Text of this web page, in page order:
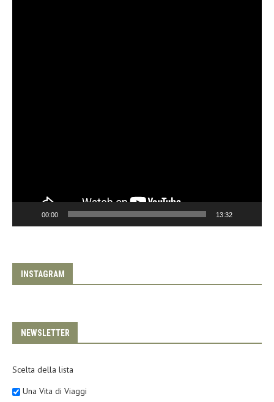
00:00 13:32
INSTAGRAM
NEWSLETTER
Scelta della lista
Una Vita di Viaggi